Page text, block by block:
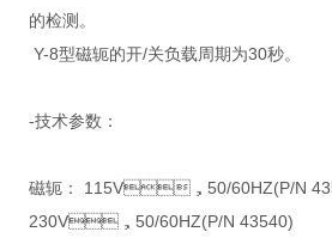
的检测。
Y-8型磁轭的开/关负载周期为30秒。
-技术参数：
磁轭： 115V，50/60HZ(P/N
230V，50/60HZ(P/N 43540)